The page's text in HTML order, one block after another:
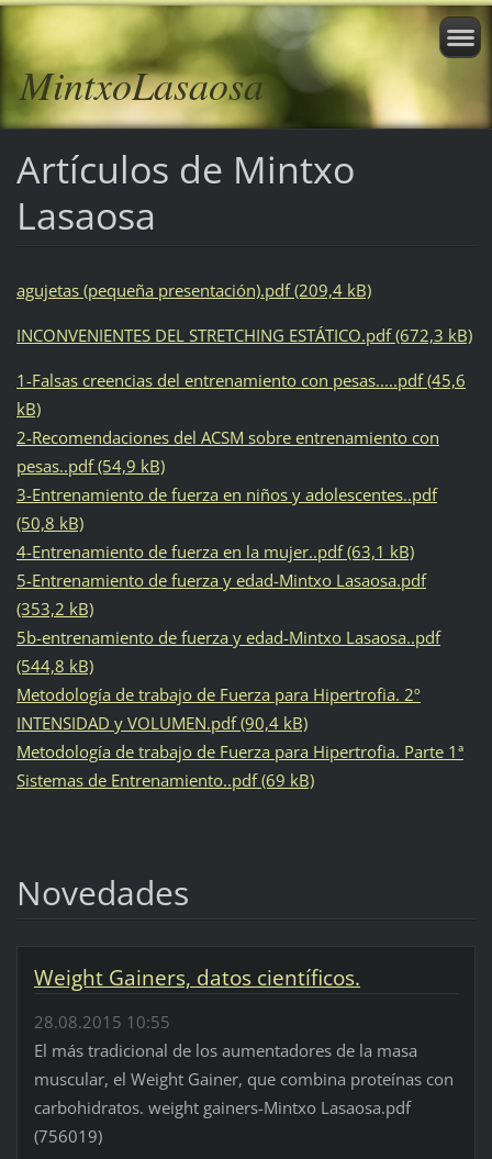
MintxoLasaosa
Artículos de Mintxo
Lasaosa
agujetas (pequeña presentación).pdf (209,4 kB)
INCONVENIENTES DEL STRETCHING ESTÁTICO.pdf (672,3 kB)
1-Falsas creencias del entrenamiento con pesas.....pdf (45,6
kB)
2-Recomendaciones del ACSM sobre entrenamiento con
pesas..pdf (54,9 kB)
3-Entrenamiento de fuerza en niños y adolescentes..pdf
(50,8 kB)
4-Entrenamiento de fuerza en la mujer..pdf (63,1 kB)
5-Entrenamiento de fuerza y edad-Mintxo Lasaosa.pdf
(353,2 kB)
5b-entrenamiento de fuerza y edad-Mintxo Lasaosa..pdf
(544,8 kB)
Metodología de trabajo de Fuerza para Hipertrofia. 2º
INTENSIDAD y VOLUMEN.pdf (90,4 kB)
Metodología de trabajo de Fuerza para Hipertrofia. Parte 1ª
Sistemas de Entrenamiento..pdf (69 kB)
Novedades
Weight Gainers, datos científicos.
28.08.2015 10:55
El más tradicional de los aumentadores de la masa
muscular, el Weight Gainer, que combina proteínas con
carbohidratos. weight gainers-Mintxo Lasaosa.pdf
(756019)